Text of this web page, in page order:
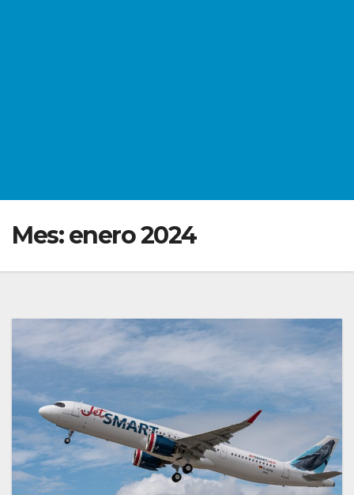
Mes:enero 2024